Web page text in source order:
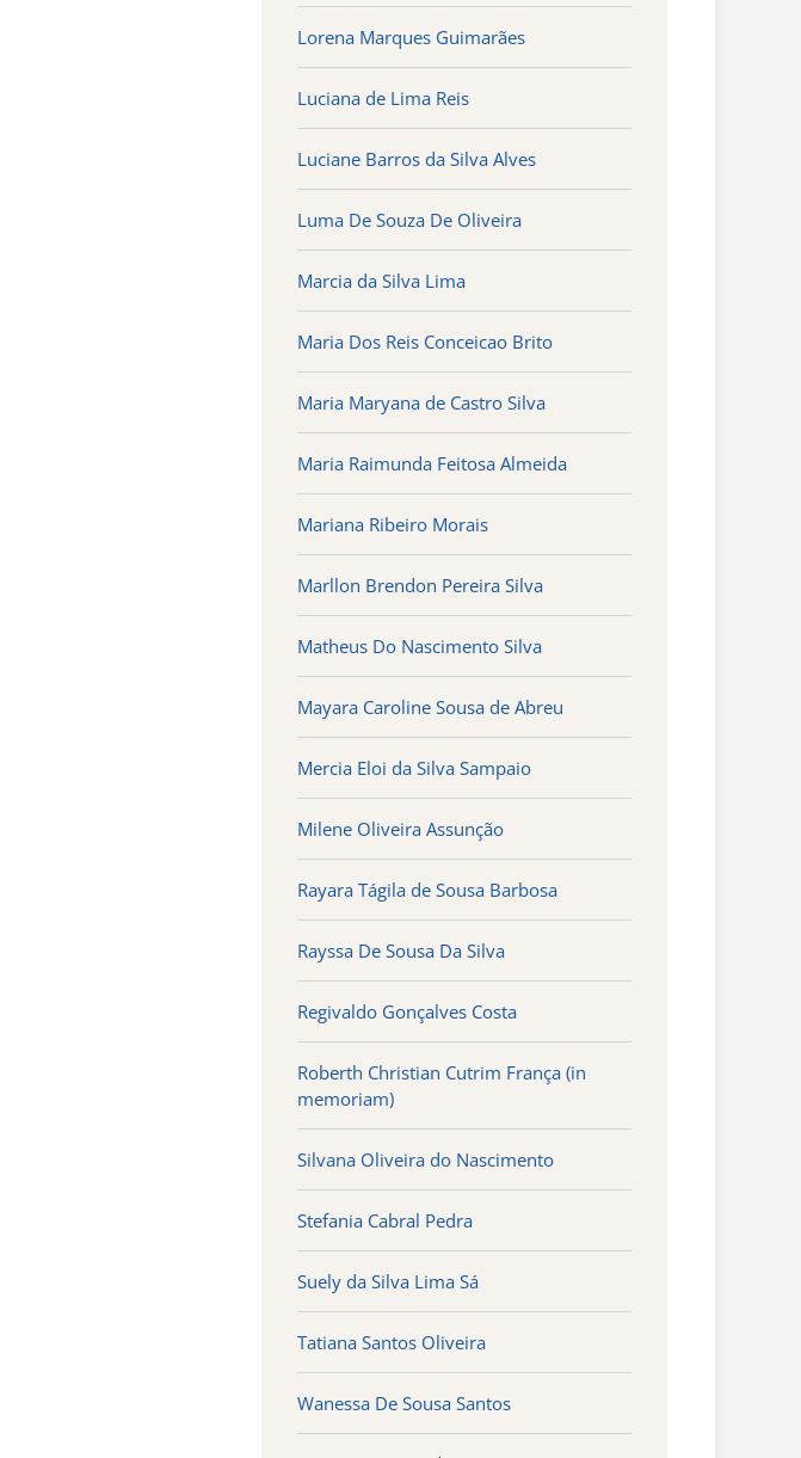
Lorena Marques Guimarães
Luciana de Lima Reis
Luciane Barros da Silva Alves
Luma De Souza De Oliveira
Marcia da Silva Lima
Maria Dos Reis Conceicao Brito
Maria Maryana de Castro Silva
Maria Raimunda Feitosa Almeida
Mariana Ribeiro Morais
Marllon Brendon Pereira Silva
Matheus Do Nascimento Silva
Mayara Caroline Sousa de Abreu
Mercia Eloi da Silva Sampaio
Milene Oliveira Assunção
Rayara Tágila de Sousa Barbosa
Rayssa De Sousa Da Silva
Regivaldo Gonçalves Costa
Roberth Christian Cutrim França (in
memoriam)
Silvana Oliveira do Nascimento
Stefania Cabral Pedra
Suely da Silva Lima Sá
Tatiana Santos Oliveira
Wanessa De Sousa Santos